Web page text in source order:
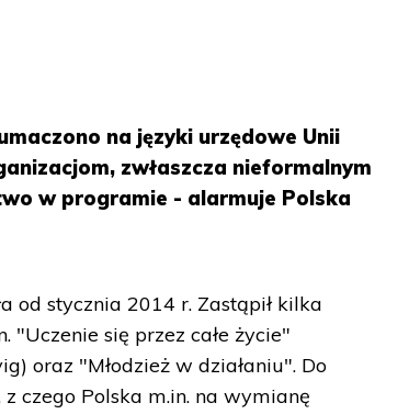
na języki urzędowe Unii
zwłaszcza nieformalnym
w programie - alarmuje Polska
od stycznia 2014 r. Zastąpił kilka
się przez całe życie"
oraz "Młodzież w działaniu". Do
czego Polska m.in. na wymianę